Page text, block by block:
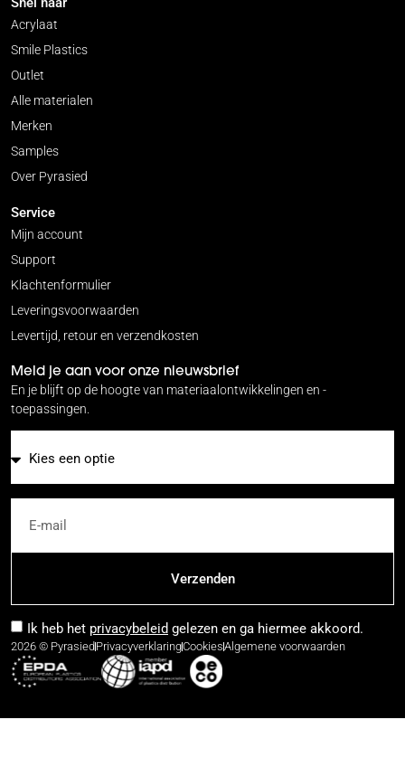
Acrylaat
Smile Plastics
Outlet
Alle materialen
Merken
Samples
Over Pyrasied
Service
Mijn account
Support
Klachtenformulier
Leveringsvoorwaarden
Levertijd, retour en verzendkosten
Meld je aan voor onze nieuwsbrief
En je blijft op de hoogte van materiaalontwikkelingen en -
toepassingen.
Ik heb het privacybeleid gelezen en ga hiermee akkoord.
Verzenden
2026 © PyrasiedPrivacyverklaringCookiesAlgemene voorwaarden